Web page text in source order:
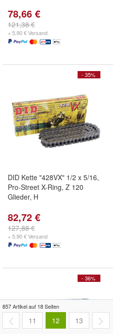
78,66 €
121,38 €
+ 5,90 € Versand
- 35%
DID Kette "428VX" 1/2 x 5/16,
Pro-Street X-Ring, Z 120
Glieder, H
82,72 €
127,88 €
+ 5,90 € Versand
- 36%
857 Artikel auf 18 Seiten
11 12 13